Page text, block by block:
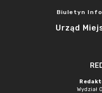
Biuletyn
Urząd
Wydział